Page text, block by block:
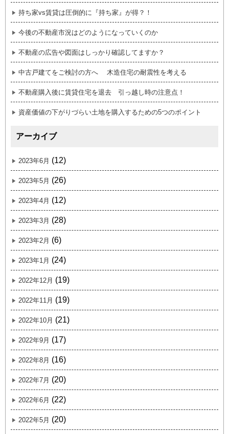
持ち家vs賃貸は圧倒的に『持ち家』が得？！
今後の不動産市況はどのようになっていくのか
不動産の広告や図面はしっかり確認してますか？
中古戸建てをご検討の方へ 木造住宅の耐震性を考える
不動産購入後に賃貸住宅を退去 引っ越し時の注意点！
資産価値の下がりづらい土地を購入するための5つのポイント
アーカイブ
2023年6月 (12)
2023年5月 (26)
2023年4月 (12)
2023年3月 (28)
2023年2月 (6)
2023年1月 (24)
2022年12月 (19)
2022年11月 (19)
2022年10月 (21)
2022年9月 (17)
2022年8月 (16)
2022年7月 (20)
2022年6月 (22)
2022年5月 (20)